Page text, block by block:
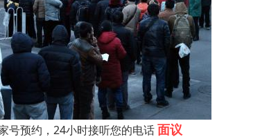
号预约，24小时接听您的电话面议